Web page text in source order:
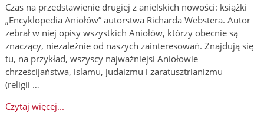
Czas na przedstawienie drugiej z anielskich nowości: książki
„Encyklopedia Aniołów” autorstwa Richarda Webstera. Autor
zebrał w niej opisy wszystkich Aniołów, którzy obecnie są
znaczący, niezależnie od naszych zainteresowań. Znajdują się
tu, na przykład, wszyscy najważniejsi Aniołowie
chrześcijaństwa, islamu, judaizmu i zaratusztrianizmu
(religii …
Czytaj więcej...